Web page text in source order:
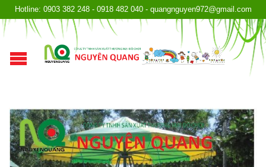
Hotline: 0903 382 248 - 0918 482 040 - quangnguyen972@gmail.com